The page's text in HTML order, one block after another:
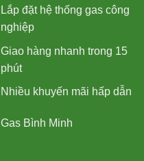
Lắp đặt hệ thống gas công
nghiệp
Giao hàng nhanh trong 15
phút
Nhiều khuyến mãi hấp dẫn
Gas Bình Minh